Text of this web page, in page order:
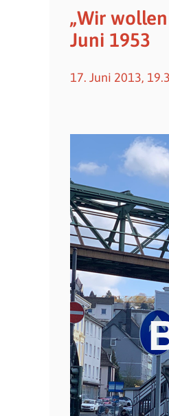
„Wir
Juni 1953
17. Juni 2013,